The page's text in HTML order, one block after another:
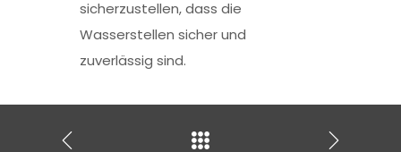
sicherzustellen, dass die
Wasserstellen sicher und
zuverlässig sind.